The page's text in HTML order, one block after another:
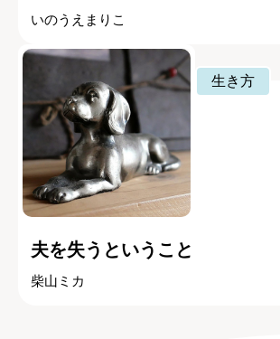
いのうえまりこ
生き方
夫を失うということ
柴山ミカ